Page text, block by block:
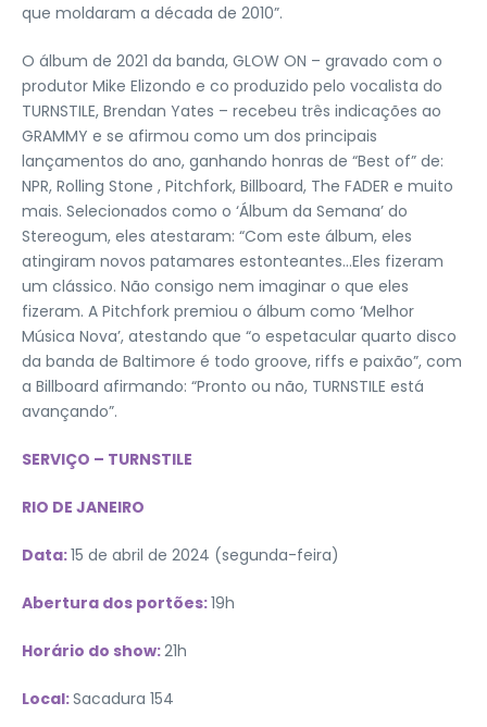
que moldaram a década de 2010”.
O álbum de 2021 da banda, GLOW ON – gravado com o
produtor Mike Elizondo e co produzido pelo vocalista do
TURNSTILE, Brendan Yates – recebeu três indicações ao
GRAMMY e se afirmou como um dos principais
lançamentos do ano, ganhando honras de “Best of” de:
NPR, Rolling Stone , Pitchfork, Billboard, The FADER e muito
mais. Selecionados como o ‘Álbum da Semana’ do
Stereogum, eles atestaram: “Com este álbum, eles
atingiram novos patamares estonteantes…Eles fizeram
um clássico. Não consigo nem imaginar o que eles
fizeram. A Pitchfork premiou o álbum como ‘Melhor
Música Nova’, atestando que “o espetacular quarto disco
da banda de Baltimore é todo groove, riffs e paixão”, com
a Billboard afirmando: “Pronto ou não, TURNSTILE está
avançando”.
SERVIÇO – TURNSTILE
RIO DE JANEIRO
Data:15 de abril de 2024 (segunda-feira)
Abertura dos portões:19h
Horário do show:21h
Local:Sacadura 154